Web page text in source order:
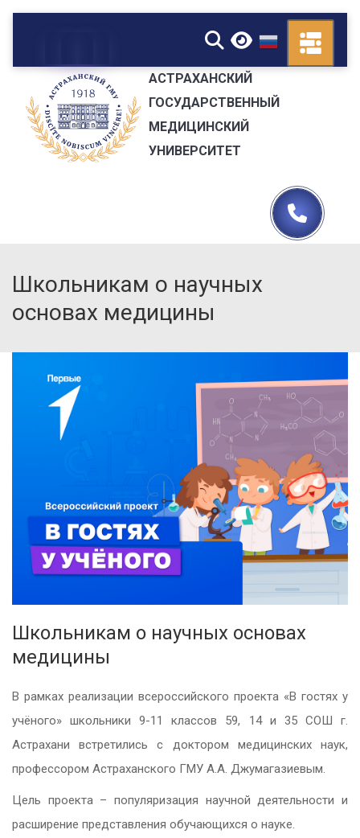
▼
АСТРАХАНСКИЙ
ГОСУДАРСТВЕННЫЙ
МЕДИЦИНСКИЙ
УНИВЕРСИТЕТ
Школьникам о научных
основах медицины
Школьникам о научных основах
медицины
В рамках реализации всероссийского проекта «В гостях у
учёного» школьники 9-11 классов 59, 14 и 35 СОШ г.
Астрахани встретились с доктором медицинских наук,
профессором Астраханского ГМУ А.А. Джумагазиевым.
Цель проекта – популяризация научной деятельности и
расширение представления обучающихся о науке.